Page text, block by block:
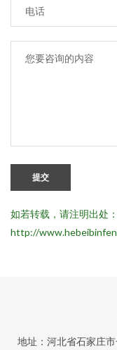
提交
如若转载，请注明出处：
http://
地址：河北省石家庄